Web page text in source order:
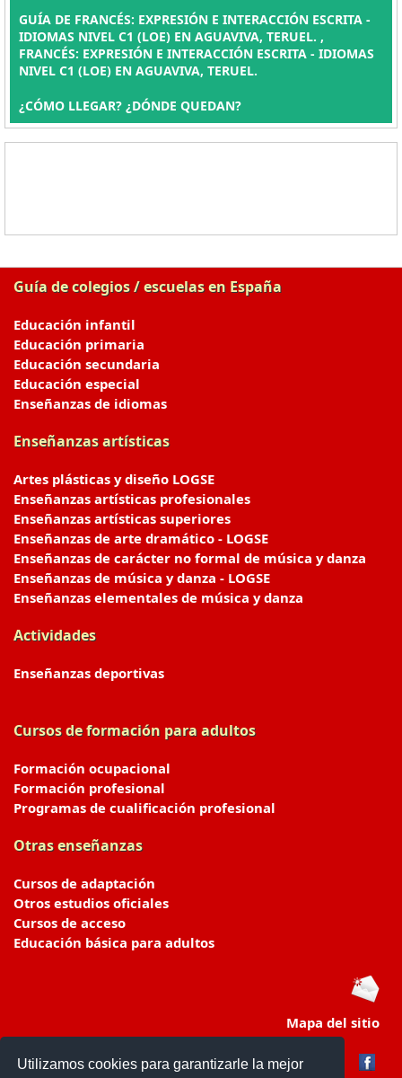
Utilizamos cookies para garantizarle la mejor
GUÍA DE FRANCÉS: EXPRESIÓN E INTERACCIÓN ESCRITA -
IDIOMAS NIVEL C1 (LOE) EN AGUAVIVA, TERUEL. ,
FRANCÉS: EXPRESIÓN E INTERACCIÓN ESCRITA - IDIOMAS
NIVEL C1 (LOE) EN AGUAVIVA, TERUEL.
¿CÓMO LLEGAR? ¿DÓNDE QUEDAN?
Guía de colegios / escuelas en España
Educación infantil
Educación primaria
Educación secundaria
Educación especial
Enseñanzas de idiomas
Enseñanzas artísticas
Artes plásticas y diseño LOGSE
Enseñanzas artísticas profesionales
Enseñanzas artísticas superiores
Enseñanzas de arte dramático - LOGSE
Enseñanzas de carácter no formal de música y danza
Enseñanzas de música y danza - LOGSE
Enseñanzas elementales de música y danza
Actividades
Enseñanzas deportivas
Cursos de formación para adultos
Formación ocupacional
Formación profesional
Programas de cualificación profesional
Otras enseñanzas
Cursos de adaptación
Otros estudios oficiales
Cursos de acceso
Educación básica para adultos
Mapa del sitio